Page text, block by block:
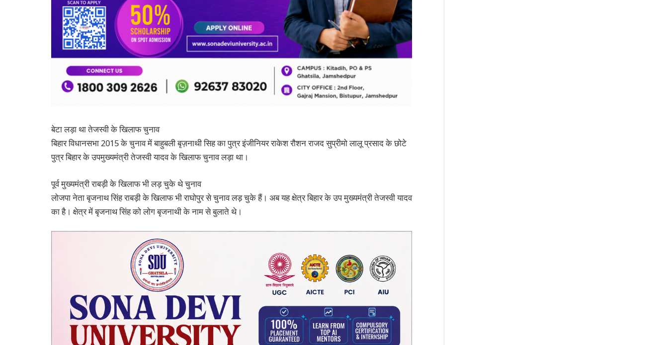
बेटा लड़ा था तेजस्वी के खिलाफ चुनाव
बिहार विधानसभा 2015 के चुनाव में बाहुबली बृज़नाथी सिह का पुत्र इंजीनियर राकेश रौशन राजद सुप्रीमो लालू प्रसाद के छोटे
पुत्र बिहार के उपमुख्यमंत्री तेजस्वी यादव के खिलाफ चुनाव लड़ा था।
पूर्व मुख्यमंत्री राबड़ी के खिलाफ भी लड़ चुके थे चुनाव
लोजपा नेता बृजनाथ सिंह राबड़ी के खिलाफ भी राघोपुर से चुनाव लड़ चुके हैं। अब यह क्षेत्र बिहार के उप मुख्यमंत्री तेजस्वी यादव
का है। क्षेत्र में बृजनाथ सिंह को लोग बृजनाथी के नाम से बुलाते थे।